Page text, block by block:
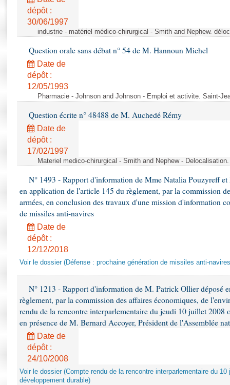
Rapports d'enquête
Rapports législatifs
Dossiers législatifs
Budget et sécurité sociale
Questions écrites et orales
dépôt :
30/06/1997
industrie - matériel médico-chirurgical - Smith and Nephew.
Question orale sans débat n° 54 de M. Hannoun Michel
Date de
dépôt :
12/05/1993
Pharmacie - Johnson and Johnson - Emploi et activite. Saint-
Question écrite n° 48488 de M. Auchedé Rémy
Date de
dépôt :
17/02/1997
Materiel medico-chirurgical - Smith and Nephew -
N° 1493 - Rapport d'information de Mme Natalia Pouzyreff
en application de l'article 145 du règlement, par la commission
armées, en conclusion des travaux d'une mission d'information
de missiles anti-navires
Date de
dépôt :
12/12/2018
Voir le dossier (Défense : prochaine génération de missiles anti-
N° 1213 - Rapport d'information de M. Patrick Ollier déposé
règlement, par la commission des affaires économiques, de
rendu de la rencontre interparlementaire du jeudi 10 juillet 2008
en présence de M. Bernard Accoyer, Président de l'Assemblée
Date de
dépôt :
24/10/2008
Voir le dossier (Compte rendu de la rencontre interparlementaire du
développement durable)